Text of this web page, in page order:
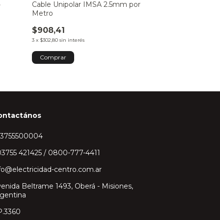
Cable Unipolar IMSA 2.5mm por
Metro
$908,41
3 x $302,80 sin interés
Comprar
421425 / 0800-777-4411
centro.com.ar
Beltrame 1493, Oberá - Misiones,